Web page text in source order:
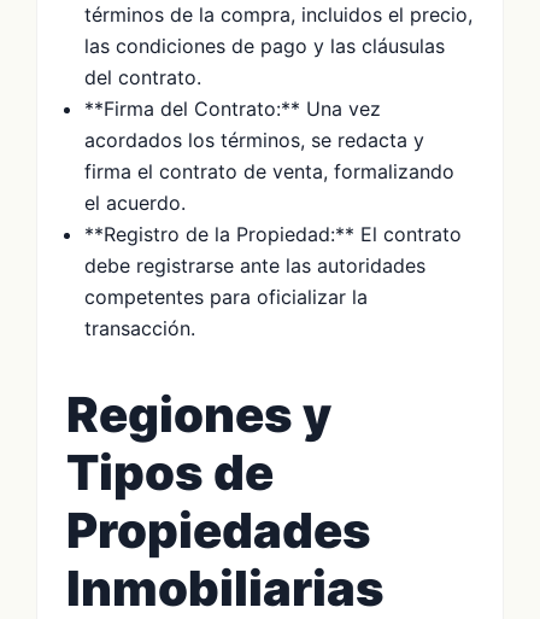
términos de la compra, incluidos el precio,
las condiciones de pago y las cláusulas
del contrato.
**Firma del Contrato:** Una vez
acordados los términos, se redacta y
firma el contrato de venta, formalizando
el acuerdo.
**Registro de la Propiedad:** El contrato
debe registrarse ante las autoridades
competentes para oficializar la
transacción.
Regiones y
Tipos de
Propiedades
Inmobiliarias